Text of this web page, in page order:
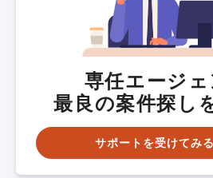
専任エージ
最良の案件探し
サポートを受けてみる